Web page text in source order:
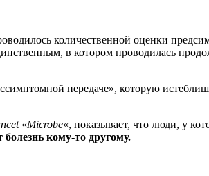
количественной оценки
в котором проводилась
передаче», которую
«Microbe«, показывает, что люди, у
кому-то другому.